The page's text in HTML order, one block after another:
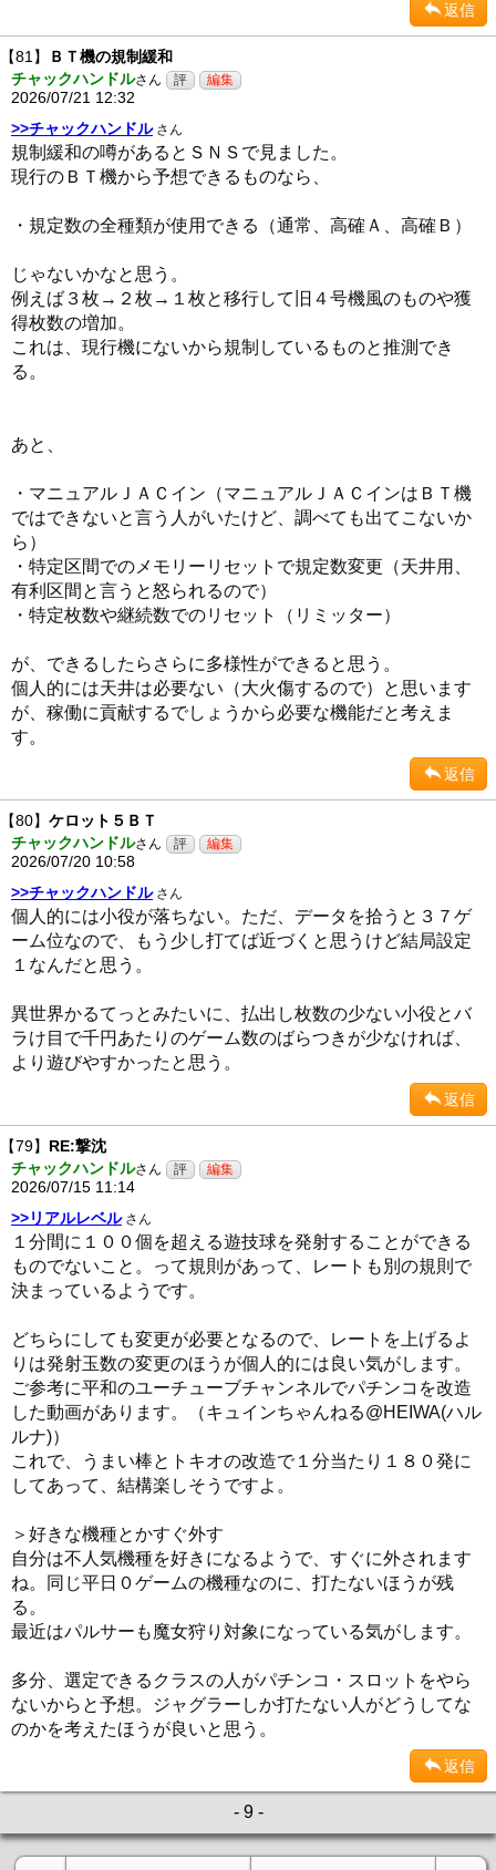
返信
【81】
ＢＴ機の規制緩和
チャックハンドルさん
2026/07/21 12:32
>>チャックハンドルさん
規制緩和の噂があるとＳＮＳで見ました。
現行のＢＴ機から予想できるものなら、
・規定数の全種類が使用できる（通常、高確Ａ、高確Ｂ）
じゃないかなと思う。
例えば３枚→２枚→１枚と移行して旧４号機風のものや獲
得枚数の増加。
これは、現行機にないから規制しているものと推測でき
る。
あと、
・マニュアルＪＡＣイン（マニュアルＪＡＣインはＢＴ機
ではできないと言う人がいたけど、調べても出てこないか
ら）
・特定区間でのメモリーリセットで規定数変更（天井用、
有利区間と言うと怒られるので）
・特定枚数や継続数でのリセット（リミッター）
が、できるしたらさらに多様性ができると思う。
個人的には天井は必要ない（大火傷するので）と思います
が、稼働に貢献するでしょうから必要な機能だと考えま
す。
返信
【80】 ケロット５ＢＴ
チャックハンドルさん
2026/07/20 10:58
>>チャックハンドルさん
個人的には小役が落ちない。ただ、データを拾うと３７ゲ
ーム位なので、もう少し打てば近づくと思うけど結局設定
１なんだと思う。
異世界かるてっとみたいに、払出し枚数の少ない小役とバ
ラけ目で千円あたりのゲーム数のばらつきが少なければ、
より遊びやすかったと思う。
返信
【79】 RE:撃沈
チャックハンドルさん
2026/07/15 11:14
>>リアルレベルさん
１分間に１００個を超える遊技球を発射することができる
ものでないこと。って規則があって、レートも別の規則で
決まっているようです。
どちらにしても変更が必要となるので、レートを上げるよ
りは発射玉数の変更のほうが個人的には良い気がします。
ご参考に平和のユーチューブチャンネルでパチンコを改造
した動画があります。（キュインちゃんねる@HEIWA(ハル
ルナ)）
これで、うまい棒とトキオの改造で１分当たり１８０発に
してあって、結構楽しそうですよ。
＞好きな機種とかすぐ外す
自分は不人気機種を好きになるようで、すぐに外されます
ね。同じ平日０ゲームの機種なのに、打たないほうが残
る。
最近はパルサーも魔女狩り対象になっている気がします。
多分、選定できるクラスの人がパチンコ・スロットをやら
ないからと予想。ジャグラーしか打たない人がどうしてな
のかを考えたほうが良いと思う。
返信
- 9 -